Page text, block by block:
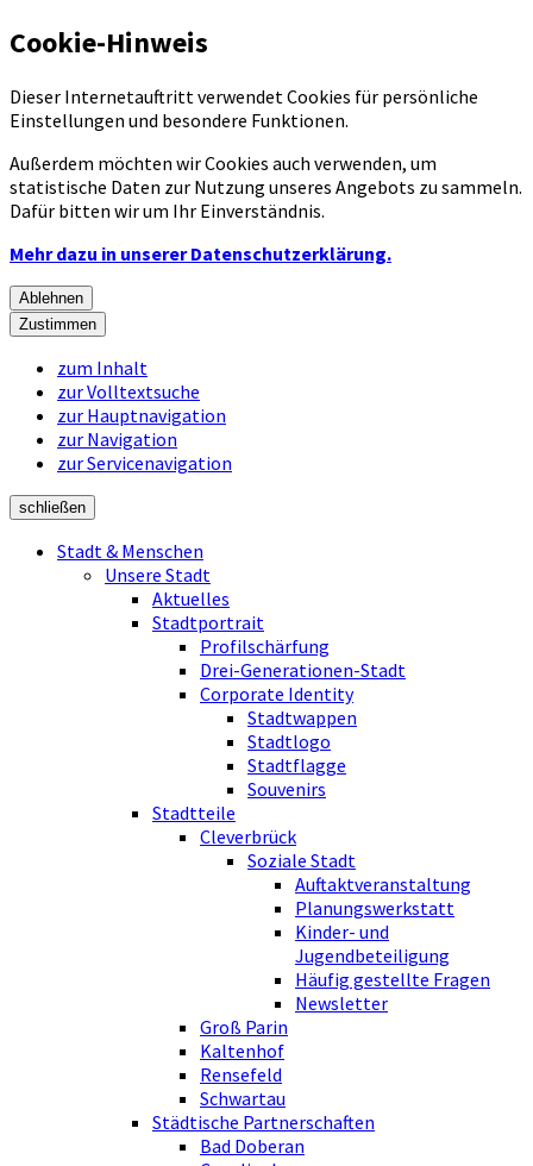
Cookie-Hinweis
Dieser Internetauftritt verwendet Cookies für persönliche
Einstellungen und besondere Funktionen.
Außerdem möchten wir Cookies auch verwenden, um
statistische Daten zur Nutzung unseres Angebots zu sammeln.
Dafür bitten wir um Ihr Einverständnis.
Mehr dazu in unserer Datenschutzerklärung.
Ablehnen
Zustimmen
zum Inhalt
zur Volltextsuche
zur Hauptnavigation
zur Navigation
zur Servicenavigation
schließen
Stadt & Menschen
Unsere Stadt
Aktuelles
Stadtportrait
Profilschärfung
Drei-Generationen-Stadt
Corporate Identity
Stadtwappen
Stadtlogo
Stadtflagge
Souvenirs
Stadtteile
Cleverbrück
Soziale Stadt
Auftaktveranstaltung
Planungswerkstatt
Kinder- und
Jugendbeteiligung
Häufig gestellte Fragen
Newsletter
Groß Parin
Kaltenhof
Rensefeld
Schwartau
Städtische Partnerschaften
Bad Doberan